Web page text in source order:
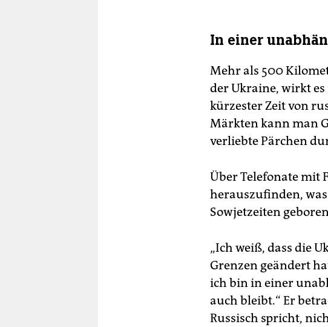
In einer
Mehr als 500
der Ukraine, wirkt es
kürzester Zeit von
Märkten kann man
verliebte Pärchen
Über Telefonate mit
herauszufinden,
Sowjetzeiten
„Ich weiß, dass die
Grenzen geändert
ich bin in einer
auch bleibt.“ Er
Russisch spricht,